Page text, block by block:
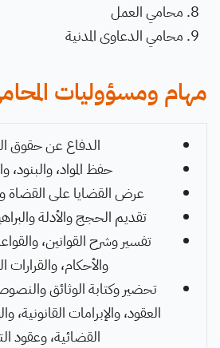
محامي العمل
محامي الدعاوى المدنية
مهام ومسؤوليات
الدفاع عن حقوق
حفظ المواد، والبنود،
عرض القضايا على القضاة
تقديم الحجج والأدلة
تفسير وشرح القوانين،
والأحكام، والقرارات
تحضير وكتابة الوثائق
العقود، والإبرامات القانونية،
القضائية، وعقود